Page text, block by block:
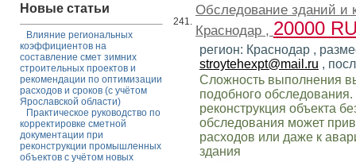
Новые статьи
Влияние региональных
коэффициентов на
составление смет зимних
строительных проектов и
рекомендации по оптимизации
расходов и сроков (с учётом
Ярославской области)
Практическое руководство по
корректировке сметной
документации при
реконструкции промышленных
объектов с учётом новых
241.
Обследование зданий и
Краснодар , 20000
регион: Краснодар ,
stroytehexpt@mail.ru ,
Сложность выполнения
подобного обследования.
реконструкция объекта
обследования может
расходов или даже к
здания